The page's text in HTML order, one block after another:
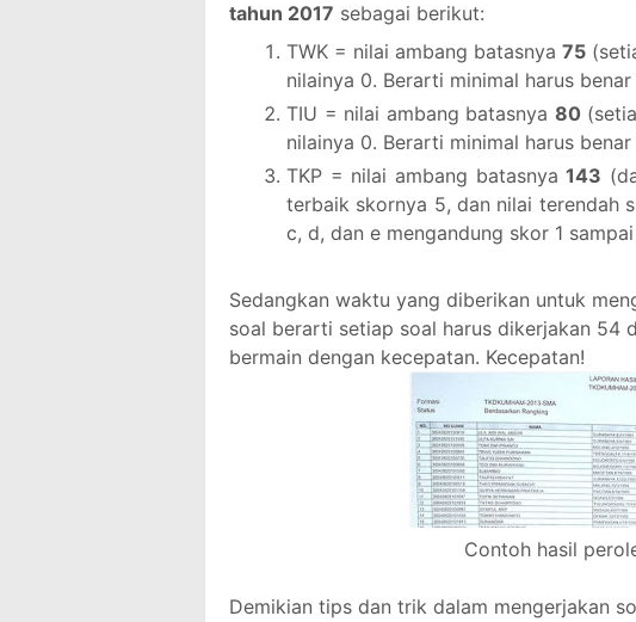
tahun 2017 sebagai berikut:
TWK = nilai ambang batasnya75
nilainya 0. Berarti minimal harus
TIU = nilai ambang batasnya 80
nilainya 0. Berarti minimal harus
TKP = nilai ambang batasnya143
terbaik skornya 5, dan nilai terendah
c, d, dan e mengandung skor 1
Sedangkan waktu yang diberikan untuk
soal berarti setiap soal harus dikerjakan 54
bermain dengan kecepatan. Kecepatan!
Contoh hasil
Demikian tips dan trik dalam mengerjakan